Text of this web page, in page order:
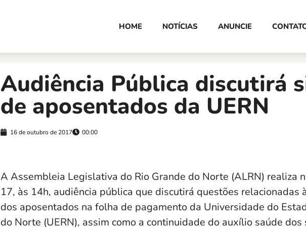
HOME NOTÍCIAS ANUNCIE
Audiência Pública discutirá
de aposentados da UERN
16 de outubro de 2017 00:00
A Assembleia Legislativa do Rio Grande do Norte (ALRN) realiza
17, às 14h, audiência pública que discutirá questões relacionadas
dos aposentados na folha de pagamento da Universidade do
do Norte (UERN), assim como a continuidade do auxílio saúde